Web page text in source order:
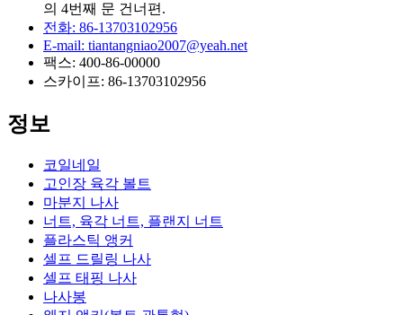
의 4번째 문 건너편.
전화: 86-13703102956
E-mail: tiantangniao2007@yeah.net
팩스: 400-86-00000
스카이프: 86-13703102956
정보
코일네일
고인장 육각 볼트
마분지 나사
너트, 육각 너트, 플랜지 너트
플라스틱 앵커
셀프 드릴링 나사
셀프 태핑 나사
나사봉